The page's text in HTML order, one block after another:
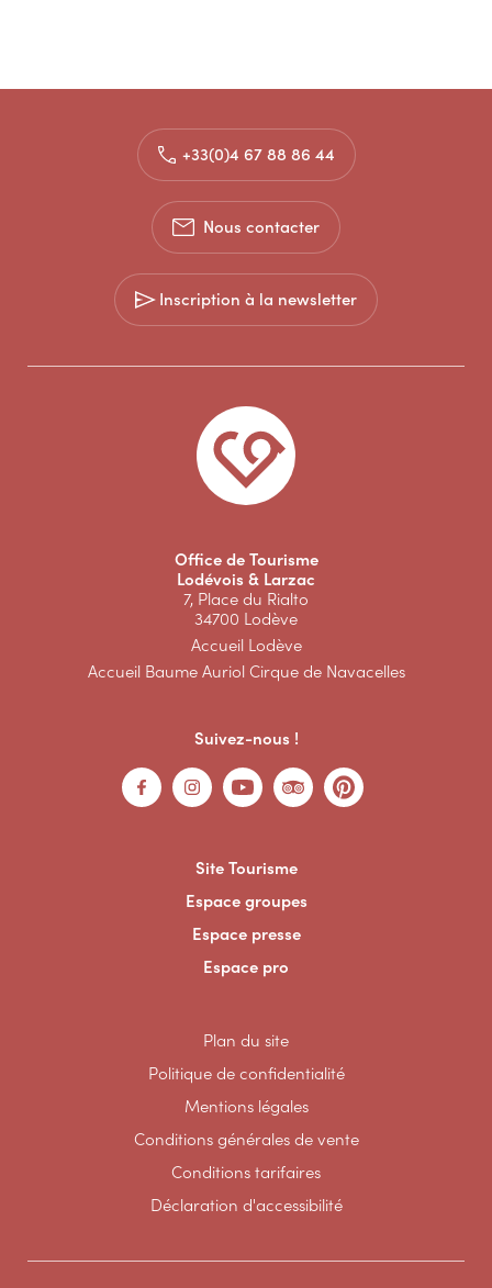
+33(0)4 67 88 86 44
Nous contacter
Inscription à la newsletter
Office de Tourisme
Lodévois & Larzac
7, Place du Rialto
34700 Lodève
Accueil Lodève
Accueil Baume Auriol Cirque de Navacelles
Suivez-nous !
Site Tourisme
Espace groupes
Espace presse
Espace pro
Plan du site
Politique de confidentialité
Mentions légales
Conditions générales de vente
Conditions tarifaires
Déclaration d'accessibilité